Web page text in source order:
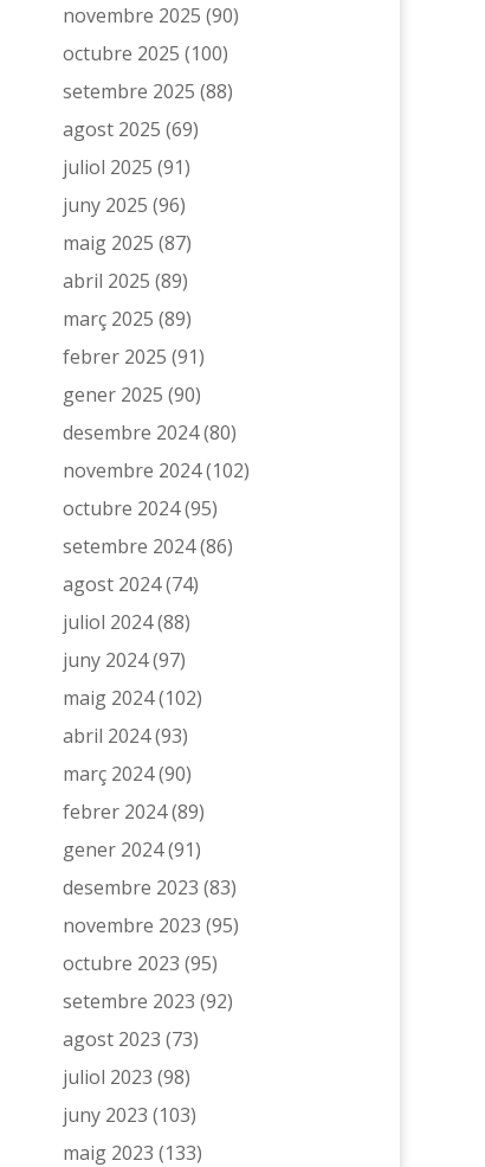
novembre 2025 (90)
octubre 2025 (100)
setembre 2025 (88)
agost 2025 (69)
juliol 2025 (91)
juny 2025 (96)
maig 2025 (87)
abril 2025 (89)
març 2025 (89)
febrer 2025 (91)
gener 2025 (90)
desembre 2024(80)
novembre 2024(102)
octubre 2024(95)
setembre 2024(86)
agost 2024(74)
juliol 2024(88)
juny 2024(97)
maig 2024(102)
abril 2024(93)
març 2024(90)
febrer 2024(89)
gener 2024(91)
desembre 2023 (83)
novembre 2023 (95)
octubre 2023 (95)
setembre 2023 (92)
agost 2023 (73)
juliol 2023 (98)
juny 2023 (103)
maig 2023 (133)